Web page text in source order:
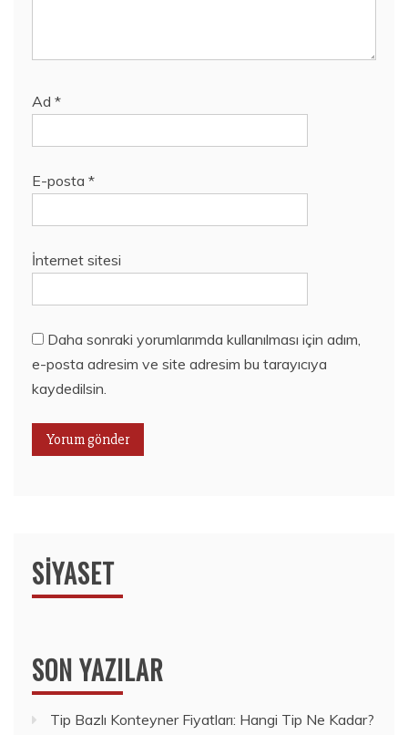
Ad *
E-posta *
İnternet sitesi
Daha sonraki yorumlarımda kullanılması için adım,
e-posta adresim ve site adresim bu tarayıcıya
kaydedilsin.
SIYASET
SON YAZILAR
Tip Bazlı Konteyner Fiyatları: Hangi Tip Ne Kadar?